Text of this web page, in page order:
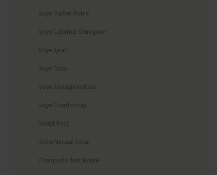
Goye Malbec Roble
Goye Cabernet Sauvignon
Goye Syrah
Goye Tocai
Goye Sauvignon Blanc
Goye Chardonnay
Merlot Rosé
Dulce Natural Tocai
Champaña Brut Nature